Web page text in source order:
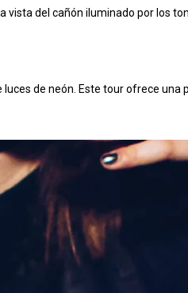
del cañón iluminado por los
de neón. Este tour ofrece